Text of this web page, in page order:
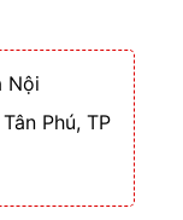
Nội
Phú, TP